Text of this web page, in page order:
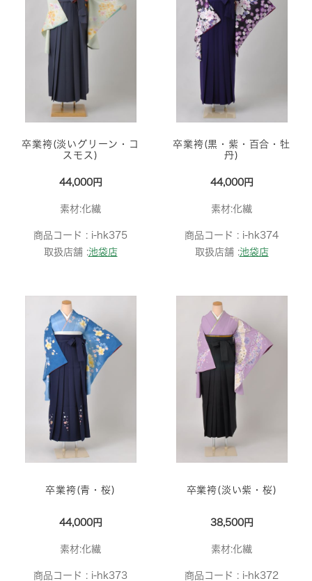
卒業袴(淡いグリーン・コ
スモス)
44,000円
素材:化繊
商品コード : i-hk375
取扱店舗 :池袋店
卒業袴(黒・紫・百合・牡
丹)
44,000円
素材:化繊
商品コード : i-hk374
取扱店舗 :池袋店
卒業袴(青・桜)
44,000円
素材:化繊
商品コード : i-hk373
卒業袴(淡い紫・桜)
38,500円
素材:化繊
商品コード : i-hk372